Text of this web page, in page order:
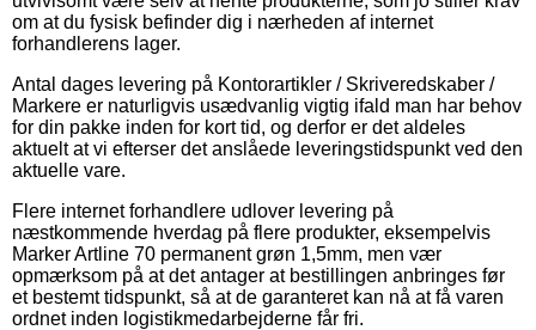
om at du fysisk befinder dig i nærheden af internet
forhandlerens lager.
Antal dages levering på Kontorartikler / Skriveredskaber /
Markere er naturligvis usædvanlig vigtig ifald man har behov
for din pakke inden for kort tid, og derfor er det aldeles
aktuelt at vi efterser det anslåede leveringstidspunkt ved den
aktuelle vare.
Flere internet forhandlere udlover levering på
næstkommende hverdag på flere produkter, eksempelvis
Marker Artline 70 permanent grøn 1,5mm, men vær
opmærksom på at det antager at bestillingen anbringes før
et bestemt tidspunkt, så at de garanteret kan nå at få varen
ordnet inden logistikmedarbejderne får fri.